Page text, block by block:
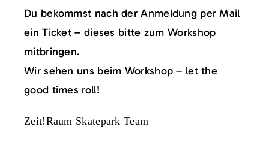
Du bekommst nach der Anmeldung per Mail
ein Ticket – dieses bitte zum Workshop
mitbringen.
Wir sehen uns beim Workshop – let the
good times roll!
Zeit!Raum Skatepark Team